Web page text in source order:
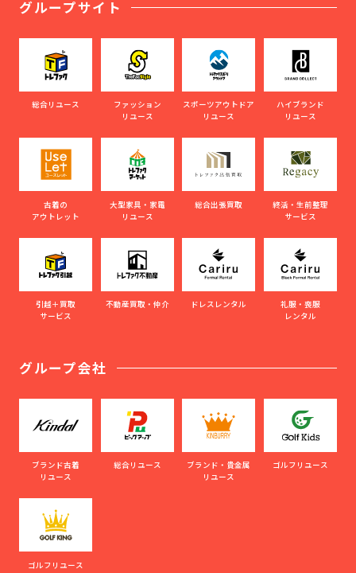
グループサイト
総合リユース
ファッション
リユース
スポーツアウトドア
リユース
ハイブランド
リユース
古着の
アウトレット
大型家具・家電
リユース
総合出張買取
終活・生前整理
サービス
引越＋買取
サービス
不動産買取・仲介 ドレスレンタル
礼服・喪服
レンタル
グループ会社
ブランド古着
リユース
総合リユース
ブランド・貴金属
リユース
ゴルフリユース
ゴルフリユース